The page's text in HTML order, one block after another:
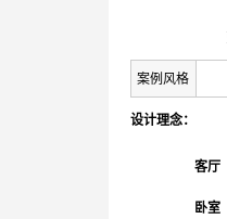
案例风格
设计理念：
客厅
卧室